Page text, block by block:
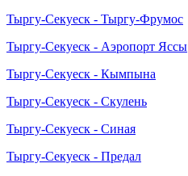
Тыргу-Секуеск - Тыргу-Фрумос
Тыргу-Секуеск - Аэропорт Яссы
Тыргу-Секуеск - Кымпына
Тыргу-Секуеск - Скулень
Тыргу-Секуеск - Синая
Тыргу-Секуеск - Предал